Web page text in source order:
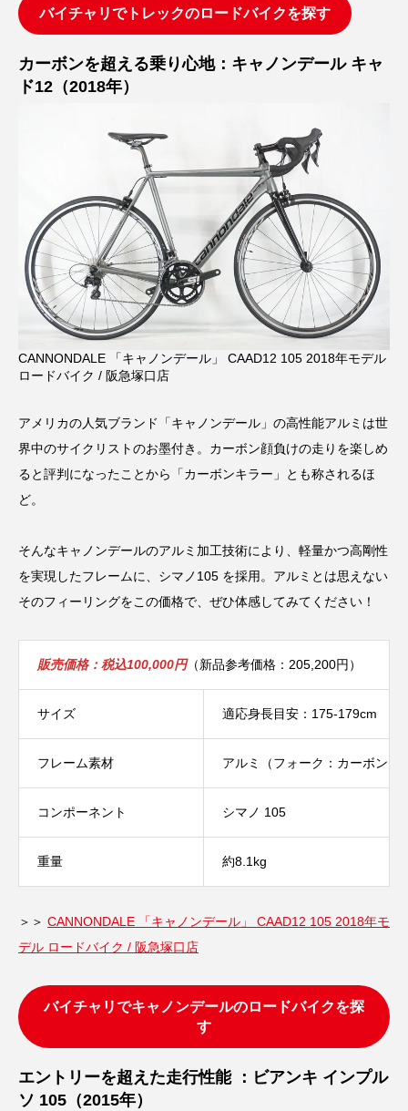
バイチャリでトレックのロードバイクを探す
カーボンを超える乗り心地：キャノンデール キャ
ド12（2018年）
CANNONDALE 「キャノンデール」 CAAD12 105 2018年モデル
ロードバイク / 阪急塚口店
アメリカの人気ブランド「キャノンデール」の高性能アルミは世
界中のサイクリストのお墨付き。カーボン顔負けの走りを楽しめ
ると評判になったことから「カーボンキラー」とも称されるほ
ど。
そんなキャノンデールのアルミ加工技術により、軽量かつ高剛性
を実現したフレームに、シマノ105 を採用。アルミとは思えない
そのフィーリングをこの価格で、ぜひ体感してみてください！
販売価格：税込100,000円（新品参考価格：205,200円）
サイズ 適応身長目安：175-179cm
フレーム素材 アルミ（フォーク：カーボン）
コンポーネント シマノ 105
重量 約8.1kg
＞＞ CANNONDALE 「キャノンデール」 CAAD12 105 2018年モ
デル ロードバイク / 阪急塚口店
バイチャリでキャノンデールのロードバイクを探
す
エントリーを超えた走行性能 ：ビアンキ インプル
ソ 105（2015年）